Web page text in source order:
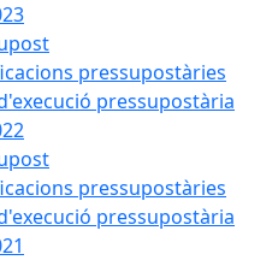
pressupostàries
pressupostària
pressupostàries
pressupostària